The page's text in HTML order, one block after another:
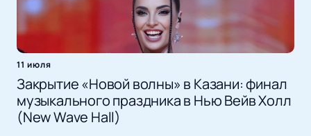
11 июля
Закрытие «Новой волны» в Казани: финал
музыкального праздника в Нью Вейв Холл
(New Wave Hall)